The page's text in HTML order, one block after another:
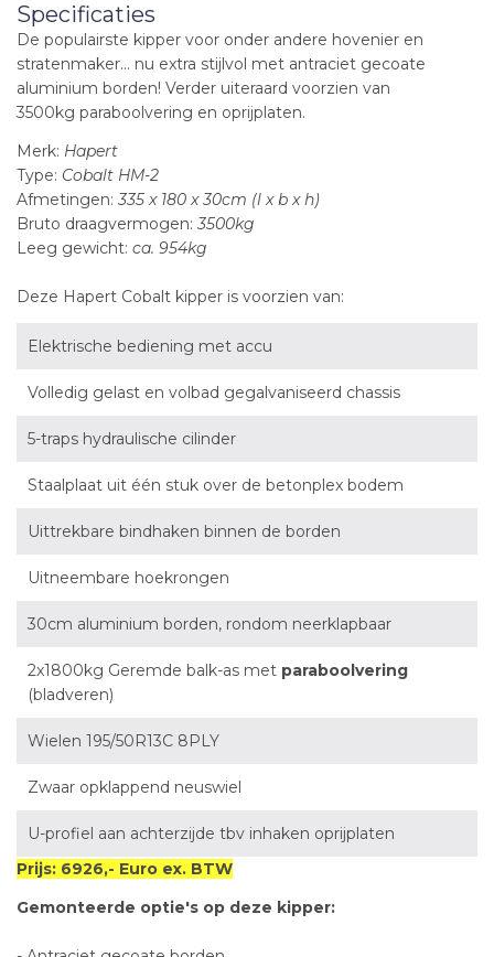
Specificaties
De populairste kipper voor onder andere hovenier en
stratenmaker... nu extra stijlvol met antraciet gecoate
aluminium borden! Verder uiteraard voorzien van
3500kg paraboolvering en oprijplaten.
Merk: Hapert
Type: Cobalt HM-2
Afmetingen: 335 x 180 x 30cm (l x b x h)
Bruto draagvermogen: 3500kg
Leeg gewicht: ca. 954kg
Deze Hapert Cobalt kipper is voorzien van:
Elektrische bediening met accu
Volledig gelast en volbad gegalvaniseerd chassis
5-traps hydraulische cilinder
Staalplaat uit één stuk over de betonplex bodem
Uittrekbare bindhaken binnen de borden
Uitneembare hoekrongen
30cm aluminium borden, rondom neerklapbaar
2x1800kg Geremde balk-as met paraboolvering
(bladveren)
Wielen 195/50R13C 8PLY
Zwaar opklappend neuswiel
U-profiel aan achterzijde tbv inhaken oprijplaten
Prijs: 6926,- Euro ex. BTW
Gemonteerde optie's op deze kipper: